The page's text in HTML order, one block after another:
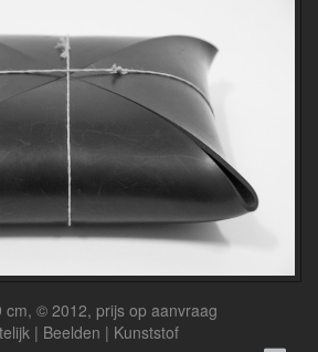
cm, © 2012, prijs op aanvraag
| Beelden | Kunststof